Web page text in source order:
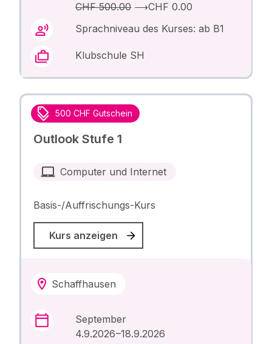
CHF 500.00⟶CHF 0.00
Sprachniveau des Kurses: ab B1
Klubschule SH
500 CHF Gutschein
Outlook Stufe 1
Computer und Internet
Basis-/Auffrischungs-Kurs
Kurs anzeigen
Schaffhausen
September
4.9.2026 –18.9.2026